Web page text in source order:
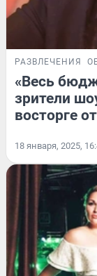
РАЗВЛЕЧЕНИЯ
«Весь
зрители
восторге
18 января, 2025,